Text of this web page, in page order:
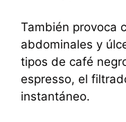
También provoca
abdominales y
tipos de café
espresso, el
instantáneo.